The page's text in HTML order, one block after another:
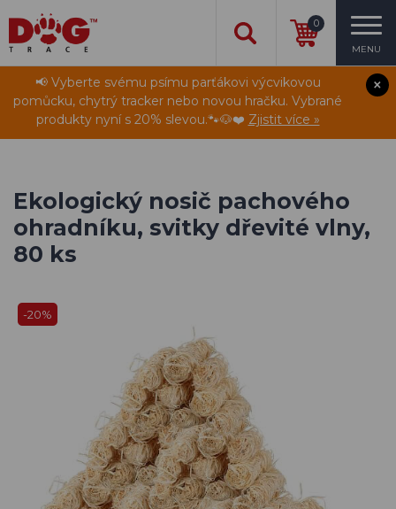
0
MENU
📢 Vyberte svému psímu parťákovi výcvikovou
pomůcku, chytrý tracker nebo novou hračku. Vybrané
produkty nyní s 20% slevou.🐾🐶❤️ Zjistit více »
Ekologický nosič pachového
ohradníku, svitky dřevité vlny,
80 ks
-20%